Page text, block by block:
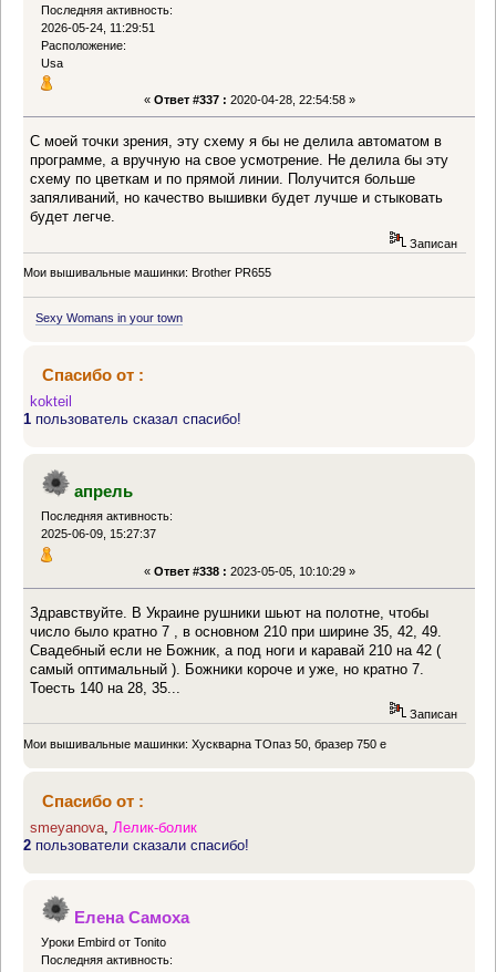
Последняя активность:
2026-05-24, 11:29:51
Расположение:
Usa
« Ответ #337 : 2020-04-28, 22:54:58 »
С моей точки зрения, эту схему я бы не делила автоматом в
программе, а вручную на свое усмотрение. Не делила бы эту
схему по цветкам и по прямой линии. Получится больше
запяливаний, но качество вышивки будет лучше и стыковать
будет легче.
Записан
Мои вышивальные машинки: Brother PR655
Sexy Womans in your town
Спасибо от :
kokteil
1 пользователь сказал спасибо!
апрель
Последняя активность:
2025-06-09, 15:27:37
« Ответ #338 : 2023-05-05, 10:10:29 »
Здравствуйте. В Украине рушники шьют на полотне, чтобы
число было кратно 7 , в основном 210 при ширине 35, 42, 49.
Свадебный если не Божник, а под ноги и каравай 210 на 42 (
самый оптимальный ). Божники короче и уже, но кратно 7.
Тоесть 140 на 28, 35...
Записан
Мои вышивальные машинки: Хускварна ТОпаз 50, бразер 750 е
Спасибо от :
smeyanova,Лелик-болик
2 пользователи сказали спасибо!
Елена Самоха
Уроки Embird от Tonito
Последняя активность: